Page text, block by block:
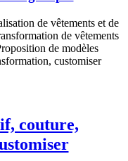
de vêtements et de
de vêtements
de modèles
couture,